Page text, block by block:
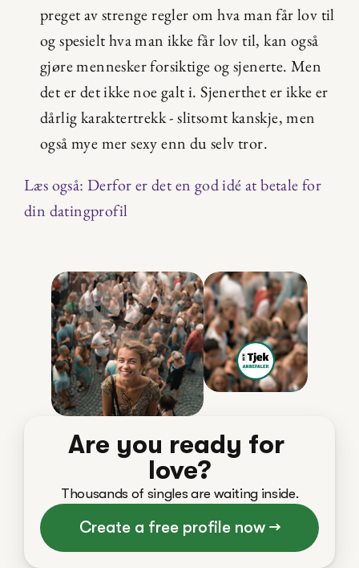
preget av strenge regler om hva man får lov til
og spesielt hva man ikke får lov til, kan også
gjøre mennesker forsiktige og sjenerte. Men
det er det ikke noe galt i. Sjenerthet er ikke er
dårlig karaktertrekk - slitsomt kanskje, men
også mye mer sexy enn du selv tror.
Læs også: Derfor er det en god idé at betale for
din datingprofil
Are you ready for
love?
Thousands of singles are waiting inside.
Create a free profile now →